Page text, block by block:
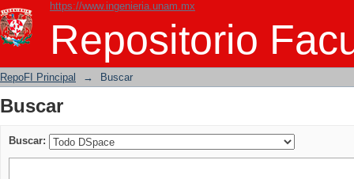
https://www.ingenieria.unam.mx
Repositorio
Buscar
RepoFI Principal → Buscar
Buscar
Buscar: